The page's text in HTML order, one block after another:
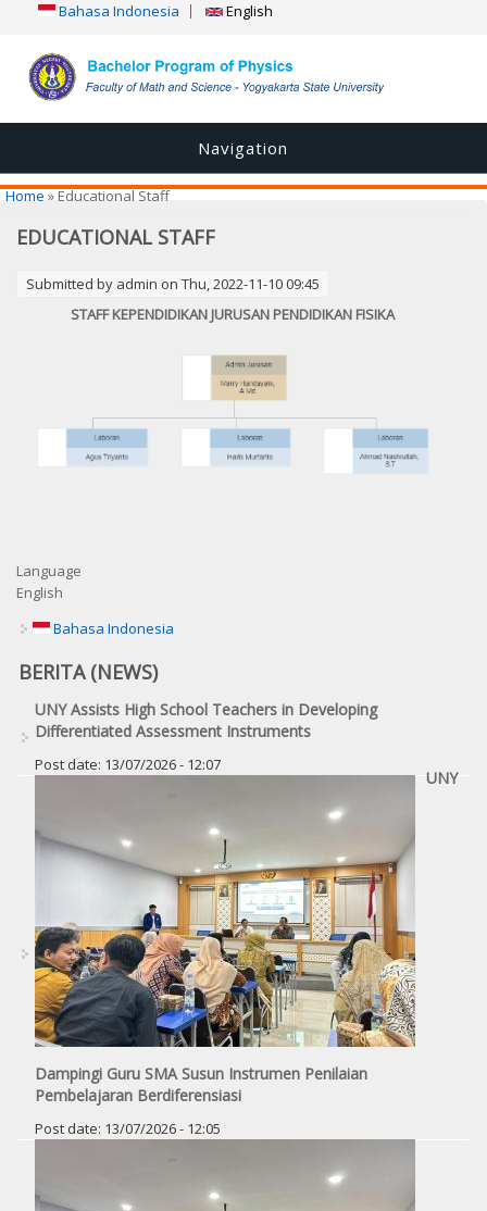
Bahasa Indonesia English
Navigation
You are here
Home » Educational Staff
EDUCATIONAL STAFF
Submitted by admin on Thu, 2022-11-10 09:45
STAFF KEPENDIDIKAN JURUSAN PENDIDIKAN FISIKA
Language
English
Bahasa Indonesia
BERITA (NEWS)
UNY Assists High School Teachers in Developing
Differentiated Assessment Instruments
Post date: 13/07/2026 - 12:07
UNY
Dampingi Guru SMA Susun Instrumen Penilaian
Pembelajaran Berdiferensiasi
Post date: 13/07/2026 - 12:05